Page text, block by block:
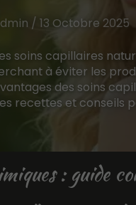
/ 13 Octobre 2025
soins capillaires
à éviter les
des soins
recettes et conseils
: guide